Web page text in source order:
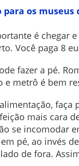
para os museus
é chegar
Você paga 8
fazer a pé.
e metrô é bem
mais cara
se incomodar
pé, ao invés
de fora.